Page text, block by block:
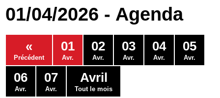
Economie
Services
Contacts
01/04/2026 - Agenda
«
Précédent
01
Avr.
02
Avr.
03
Avr.
04
Avr.
05
Avr.
06
Avr.
07
Avr.
Avril
Tout le mois